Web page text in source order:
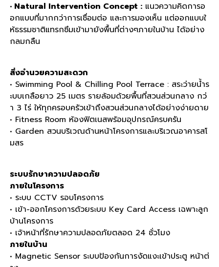
• Natural Intervention Concept : แนวความคิดการอ
อกแบบที่มากกว่าการเชื่อมต่อ และการมองเห็น แต่ออกแบบใ
ห้ธรรมชาติแทรกซึมเข้ามายังพื้นที่ต่างๆภายในบ้าน ได้อย่าง
กลมกลืน
สิ่งอำนวยความสะดวก
• Swimming Pool & Chilling Pool Terrace : สระว่ายน้ำร
ะบบเกลือยาว 25 เมตร รายล้อมด้วยพื้นที่สวนส่วนกลาง กว่
า 3 ไร่ ให้ทุกครอบครัวเข้าถึงสวนส่วนกลางได้อย่างง่ายดาย
• Fitness Room ห้องฟิตเนสพร้อมอุปกรณ์ครบครัน
• Garden สวนบริเวณด้านหน้าโครงการและบริเวณอาคารสโ
มสร
ระบบรักษาความปลอดภัย
ภายในโครงการ
• ระบบ CCTV รอบโครงการ
• เข้า-ออกโครงการด้วยระบบ Key Card Access เฉพาะลูก
บ้านโครงการ
• เจ้าหน้าที่รักษาความปลอดภัยตลอด 24 ชั่วโมง
ภายในบ้าน
• Magnetic Sensor ระบบป้องกันการงัดแงะเข้าประตู หน้าต่